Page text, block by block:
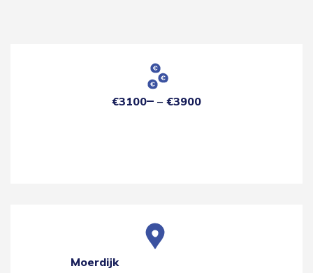
€3100 €3900
Moerdijk